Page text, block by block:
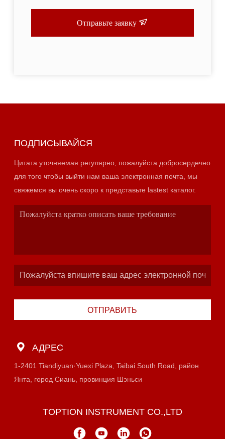
Отправьте заявку
ПОДПИСЫВАЙСЯ
Цитата уточняемая регулярно, пожалуйста добросердечно
для того чтобы выйти нам ваша электронная почта, мы
свяжемся вы очень скоро к представьте lastest каталог.
ОТПРАВИТЬ
АДРЕС
1-2401 Tiandiyuan·Yuexi Plaza, Taibai South Road, район
Янта, город Сиань, провинция Шэньси
TOPTION INSTRUMENT CO.,LTD